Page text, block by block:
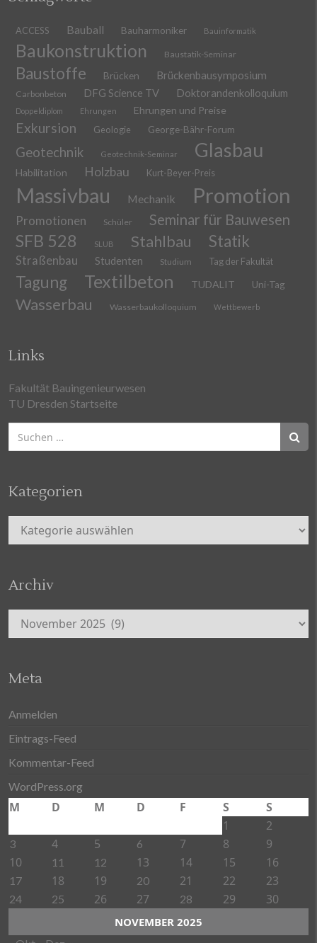
ACCESS Bauball Bauharmoniker Bauinformatik
Baukonstruktion Baustatik-Seminar
Baustoffe Brücken Brückenbausymposium
Carbonbeton DFG Science TV Doktorandenkolloquium
Doppeldiplom Ehrungen Ehrungen und Preise
Exkursion Geologie George-Bähr-Forum
Geotechnik Geotechnik-Seminar Glasbau
Habilitation Holzbau Kurt-Beyer-Preis
Massivbau Mechanik Promotion
Promotionen Schüler Seminar für Bauwesen
SFB 528 SLUB Stahlbau Statik
Straßenbau Studenten Studium Tag der Fakultät
Tagung Textilbeton TUDALIT Uni-Tag
Wasserbau Wasserbaukolloquium Wettbewerb
Links
Fakultät Bauingenieurwesen
TU Dresden Startseite
nach:
Kategorien
Kategorien
Archiv
Archiv
Meta
Anmelden
Eintrags-Feed
Kommentar-Feed
WordPress.org
NOVEMBER 2025
M D M D F S
S
1
2
3 4 5 6 7 8
9
10
11 12 13 14 15 16
17 18 19 20 21 22 23
24 25 26 27 28 29 30